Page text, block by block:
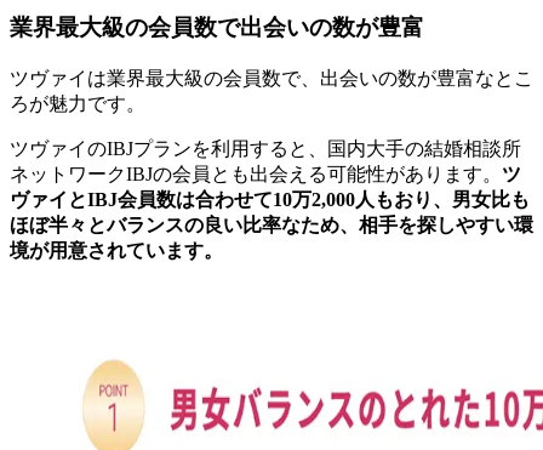
業界最大級の会員数で出会いの数が豊富
ツヴァイは業界最大級の会員数で、出会いの数が豊富なとこ
ろが魅力です。
ツヴァイのIBJプランを利用すると、国内大手の結婚相談所
ネットワークIBJの会員とも出会える可能性があります。 ツ
ヴァイとIBJ会員数は合わせて10万2,000人もおり、男女比も
ほぼ半々とバランスの良い比率なため、相手を探しやすい環
境が用意されています。